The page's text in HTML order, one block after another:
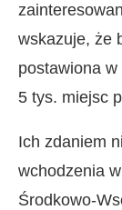
wskazuje, że
postawiona
5 tys. miejsc
Ich zdaniem
wchodzenia
Środkowo-